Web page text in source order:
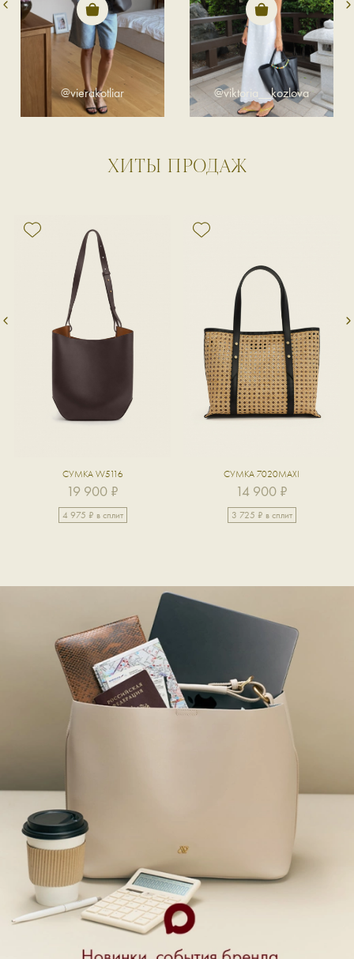
@vierakotliar @viktoria__kozlova
ХИТЫ ПРОДАЖ
СУМКА W5116
19 900 ₽
4 975 ₽ в сплит
СУМКА 7020MAXI
14 900 ₽
3 725 ₽ в сплит